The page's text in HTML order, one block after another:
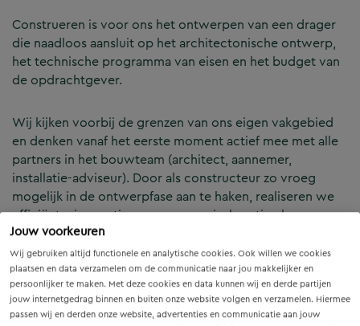
Jouw voorkeuren
Wij gebruiken altijd functionele en analytische cookies. Ook willen we cookies
plaatsen en data verzamelen om de communicatie naar jou makkelijker en
persoonlijker te maken. Met deze cookies en data kunnen wij en derde partijen
jouw internetgedrag binnen en buiten onze website volgen en verzamelen. Hiermee
passen wij en derden onze website, advertenties en communicatie aan jouw
Construeren is voor ons het ontwerpen van een drager
die naadloos aansluit op het architectonische ontwerp,
het technische programma van eisen en het budget van
de opdrachtgever.
Wij kijken voorbij de grenzen van ons eigen vakgebied
en denken vanaf het eerste moment actief mee met alle
partners in het bouwteam (architect, aannemer,
installatie-adviseur). Door als constructeur zo vroeg
mogelijk in de ontwerpfase aan te haken, realiseren we
efficiënte, innovatieve en economisch optimale
constructies — voor zowel nieuwbouw als renovatie.
Onze Expertises en Activiteiten
B&Z Bouwtechniek verzorgt het volledige constructieve